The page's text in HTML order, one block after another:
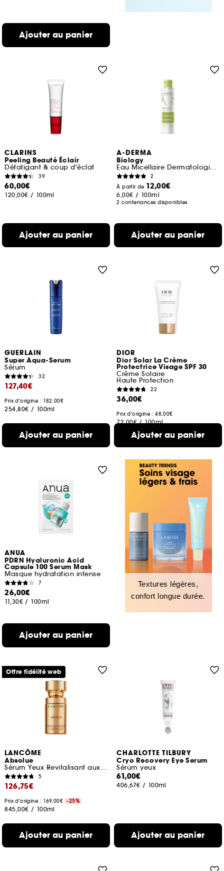
Ajouter au panier
CLARINS
Peeling Beauté Éclair
Défatigant & coup d'éclat
39
60,00€
120,00€ / 100ml
Ajouter au panier
A-DERMA
Biology
Eau Micellaire Dermatologique Hydra-Nettoyante
2
À partir de 12,00€
6,00€ / 100ml
2 contenances disponibles
Ajouter au panier
GUERLAIN
Super Aqua-Serum
Sérum
32
127,40€
Prix d'origine : 182,00€
254,80€ / 100ml
Ajouter au panier
DIOR
Dior Solar La Crème
Protectrice Visage SPF 30
Crème Solaire
Haute Protection
22
36,00€
Prix d'origine : 48,00€
72,00€ /100ml
Ajouter au panier
ANUA
PDRN Hyaluronic Acid
Capsule 100 Serum Mask
Masque hydratation intense
7
26,00€
11,30€ / 100ml
Ajouter au panier
Textures légères,
confort longue durée.
LANCÔME
Absolue
Sérum Yeux Revitalisant aux Grands Extraits de Rose
5
126,75€
Prix d'origine : 169,00€ -25%
845,00€ / 100ml
Ajouter au panier
Offre fidélité web
CHARLOTTE TILBURY
Cryo Recovery Eye Serum
Sérum yeux
61,00€
406,67€ / 100ml
Ajouter au panier